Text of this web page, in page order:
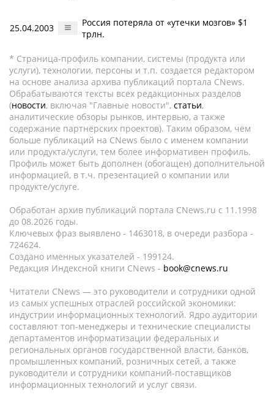
25.04.2003
Россия потеряла от «утечки мозгов» $1
трлн.
* Страница-профиль компании, системы (продукта или
услуги), технологии, персоны и т.п. создается редактором
на основе анализа архива публикаций портала CNews.
Обрабатываются тексты всех редакционных разделов
(новости, включая "Главные новости", статьи,
аналитические обзоры рынков, интервью, а также
содержание партнёрских проектов). Таким образом, чем
больше публикаций на CNews было с именем компании
или продукта/услуги, тем более информативен профиль.
Профиль может быть дополнен (обогащен) дополнительной
информацией, в т.ч. презентацией о компании или
продукте/услуге.
Обработан архив публикаций портала CNews.ru c 11.1998
до 08.2026 годы.
Ключевых фраз выявлено - 1463018, в очереди разбора -
724624.
Создано именных указателей - 199124.
Редакция Индексной книги CNews - book@cnews.ru
Читатели CNews — это руководители и сотрудники одной
из самых успешных отраслей российской экономики:
индустрии информационных технологий. Ядро аудитории
составляют топ-менеджеры и технические специалисты
департаментов информатизации федеральных и
региональных органов государственной власти, банков,
промышленных компаний, розничных сетей, а также
руководители и сотрудники компаний-поставщиков
информационных технологий и услуг связи.